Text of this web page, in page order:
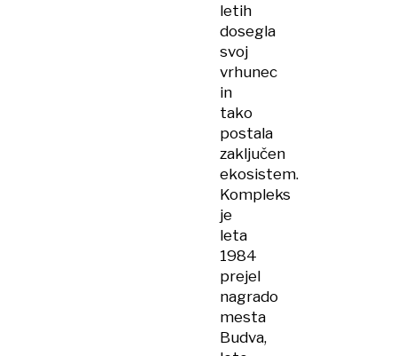
letih
dosegla
svoj
vrhunec
in
tako
postala
zaključen
ekosistem.
Kompleks
je
leta
1984
prejel
nagrado
mesta
Budva,